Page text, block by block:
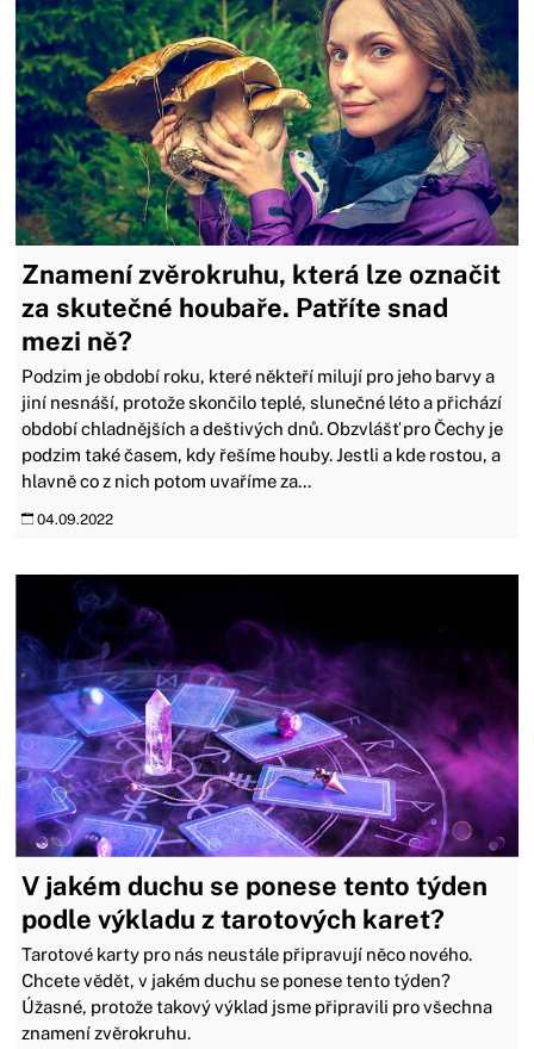
Znamení zvěrokruhu, která lze označit
za skutečné houbaře. Patříte snad
mezi ně?
Podzim je období roku, které někteří milují pro jeho barvy a
jiní nesnáší, protože skončilo teplé, slunečné léto a přichází
období chladnějších a deštivých dnů. Obzvlášť pro Čechy je
podzim také časem, kdy řešíme houby. Jestli a kde rostou, a
hlavně co z nich potom uvaříme za...
04.09.2022
V jakém duchu se ponese tento týden
podle výkladu z tarotových karet?
Tarotové karty pro nás neustále připravují něco nového.
Chcete vědět, v jakém duchu se ponese tento týden?
Úžasné, protože takový výklad jsme připravili pro všechna
znamení zvěrokruhu.